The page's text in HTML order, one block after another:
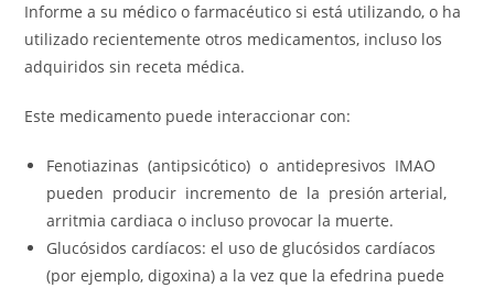
Informe a su médico o farmacéutico si está utilizando, o ha
utilizado recientemente otros medicamentos, incluso los
adquiridos sin receta médica.
Este medicamento puede interaccionar con:
Fenotiazinas (antipsicótico) o antidepresivos IMAO
pueden producir incremento de la presión arterial,
arritmia cardiaca o incluso provocar la muerte.
Glucósidos cardíacos: el uso de glucósidos cardíacos
(por ejemplo, digoxina) a la vez que la efedrina puede